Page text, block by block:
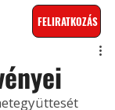
FELIRATKOZÁS